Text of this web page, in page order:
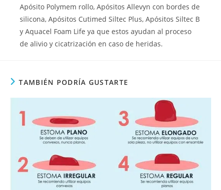
Apósito Polymem rollo, Apósitos Allevyn con bordes de
silicona, Apósitos Cutimed Siltec Plus, Apósitos Siltec B
y Aquacel Foam Life ya que estos ayudan al proceso
de alivio y cicatrización en caso de heridas.
TAMBIÉN PODRÍA GUSTARTE